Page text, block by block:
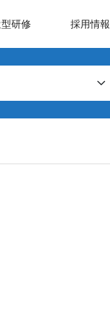
研修 採用情報